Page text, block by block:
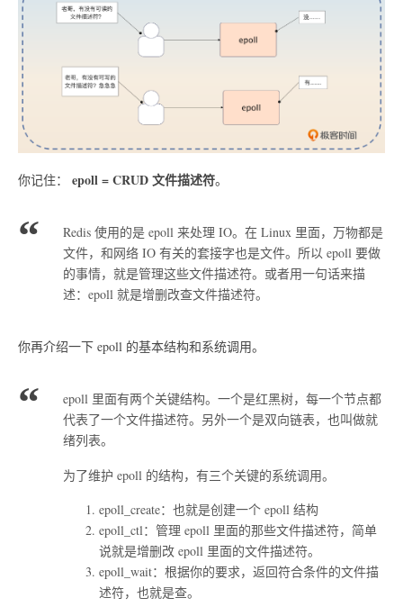
你记住： epoll = CRUD 文件描述符。
Redis 使用的是 epoll 来处理 IO。在 Linux 里面，万物都是
文件，和网络 IO 有关的套接字也是文件。所以 epoll 要做
的事情，就是管理这些文件描述符。或者用一句话来描
述：epoll 就是增删改查文件描述符。
你再介绍一下 epoll 的基本结构和系统调用。
epoll 里面有两个关键结构。一个是红黑树，每一个节点都
代表了一个文件描述符。另外一个是双向链表，也叫做就
绪列表。
为了维护 epoll 的结构，有三个关键的系统调用。
epoll_create：也就是创建一个 epoll 结构
epoll_ctl：管理 epoll 里面的那些文件描述符，简单
说就是增删改 epoll 里面的文件描述符。
epoll_wait：根据你的要求，返回符合条件的文件描
述符，也就是查。